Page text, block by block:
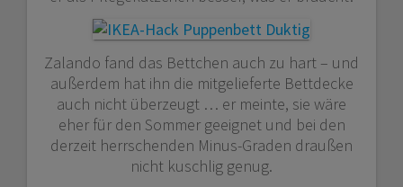
Zalando fand das Bettchen auch zu hart – und
außerdem hat ihn die mitgelieferte Bettdecke
auch nicht überzeugt … er meinte, sie wäre
eher für den Sommer geeignet und bei den
derzeit herrschenden Minus-Graden draußen
nicht kuschlig genug.